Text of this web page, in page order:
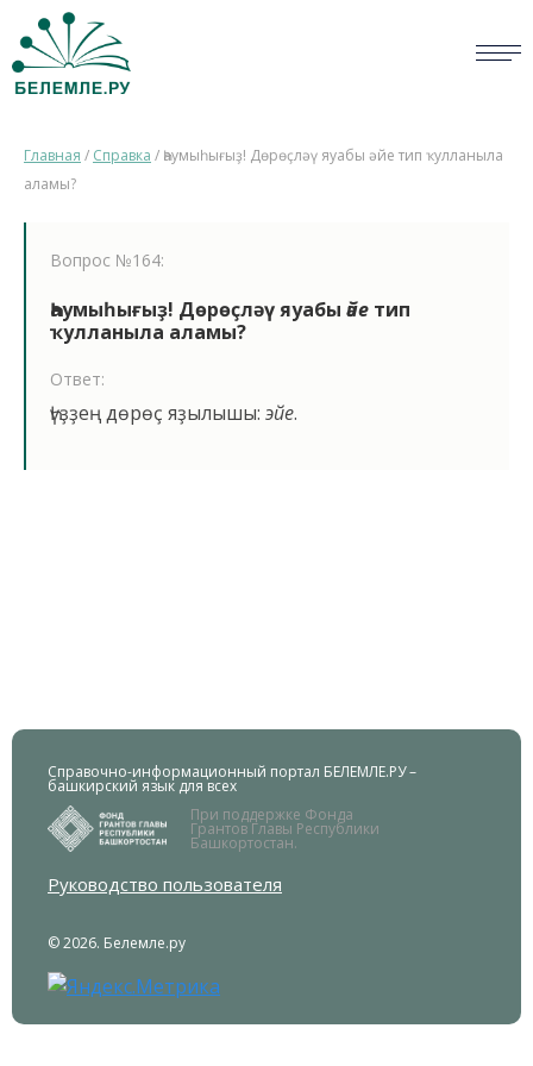
ОПРОС
ПЕРСОНАЛИИ
Главная / Справка / Һаумыһығыҙ! Дөрөҫләү яуабы әйе тип ҡулланыла
аламы?
Вопрос №164:
Һаумыһығыҙ! Дөрөҫләү яуабы әйе тип
ҡулланыла аламы?
Ответ:
Һүҙҙең дөрөҫ яҙылышы: эйе.
Справочно-информационный портал БЕЛЕМЛЕ.РУ –
башкирский язык для всех
При поддержке Фонда
Грантов Главы Республики
Башкортостан.
Руководство пользователя
© 2026. Белемле.ру